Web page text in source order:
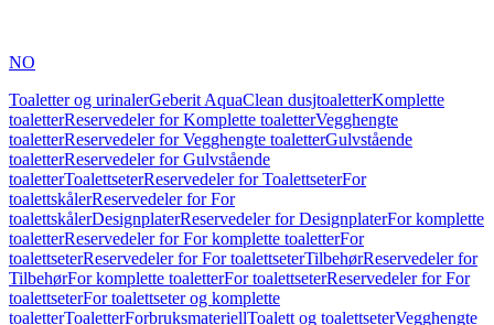
NO
Toaletter og urinalerGeberit AquaClean dusjtoaletterKomplette
toaletterReservedeler for Komplette toaletterVegghengte
toaletterReservedeler for Vegghengte toaletterGulvstående
toaletterReservedeler for Gulvstående
toaletterToalettseterReservedeler for ToalettseterFor
toalettskålerReservedeler for For
toalettskålerDesignplaterReservedeler for DesignplaterFor komplette
toaletterReservedeler for For komplette toaletterFor
toalettseterReservedeler for For toalettseterTilbehørReservedeler for
TilbehørFor komplette toaletterFor toalettseterReservedeler for For
toalettseterFor toalettseter og komplette
toaletterToaletterForbruksmateriellToalett og toalettseterVegghengte